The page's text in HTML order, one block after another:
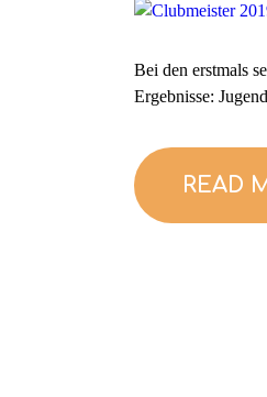
Bei den erstmals
Ergebnisse:
READ